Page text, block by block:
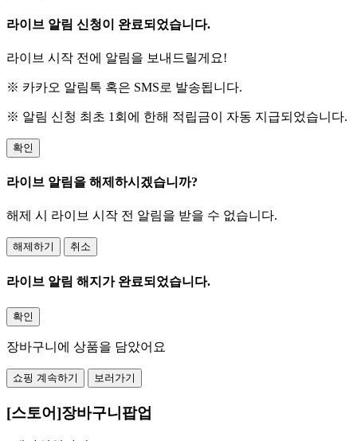
라이브 알림 신청이 완료되었습니다.
라이브 시작 전에 알림을 보내드릴게요!
※ 카카오 알림톡 혹은 SMS로 발송됩니다.
※ 알림 신청 최초 1회에 한해 적립금이 자동 지급되었습니다.
확인
라이브 알림을 해제하시겠습니까?
해제 시 라이브 시작 전 알림을 받을 수 없습니다.
해제하기 취소
라이브 알림 해지가 완료되었습니다.
확인
장바구니에 상품을 담았어요
쇼핑 계속하기 보러가기
[스토어]장바구니팝업